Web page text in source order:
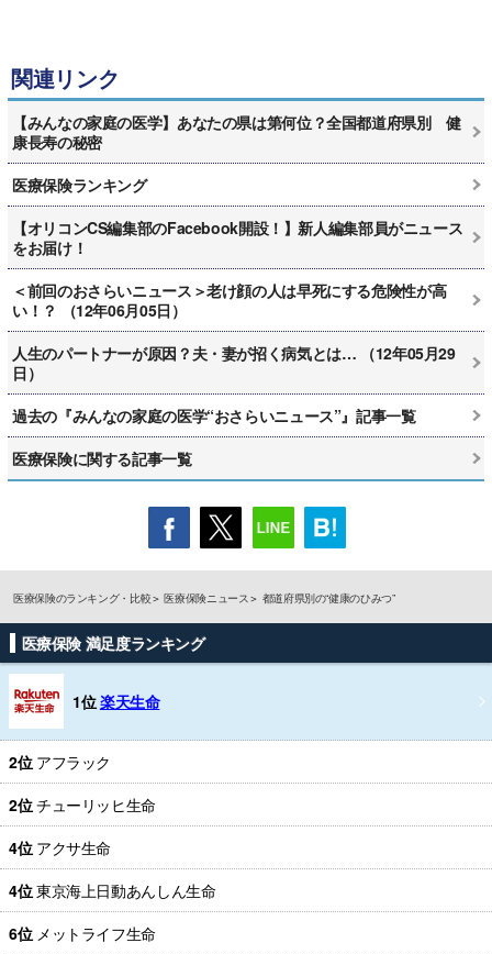
関連リンク
【みんなの家庭の医学】あなたの県は第何位？全国都道府県別 健
康長寿の秘密
医療保険ランキング
【オリコンCS編集部のFacebook開設！】新人編集部員がニュース
をお届け！
＜前回のおさらいニュース＞老け顔の人は早死にする危険性が高
い！？ （12年06月05日）
人生のパートナーが原因？夫・妻が招く病気とは… （12年05月29
日）
過去の『みんなの家庭の医学“おさらいニュース”』記事一覧
医療保険に関する記事一覧
医療保険のランキング・比較 医療保険ニュース 都道府県別の“健康のひみつ”
医療保険 満足度ランキング
1位楽天生命
2位 アフラック
2位チューリッヒ生命
4位 アクサ生命
4位東京海上日動あんしん生命
6位 メットライフ生命